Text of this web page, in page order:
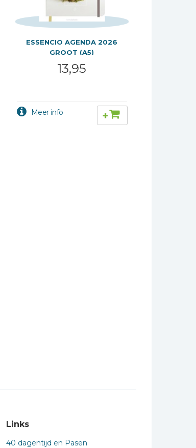
ESSENCIO AGENDA 2026
GROOT (A5)
13,95
+
Links
40 dagentijd en Pasen